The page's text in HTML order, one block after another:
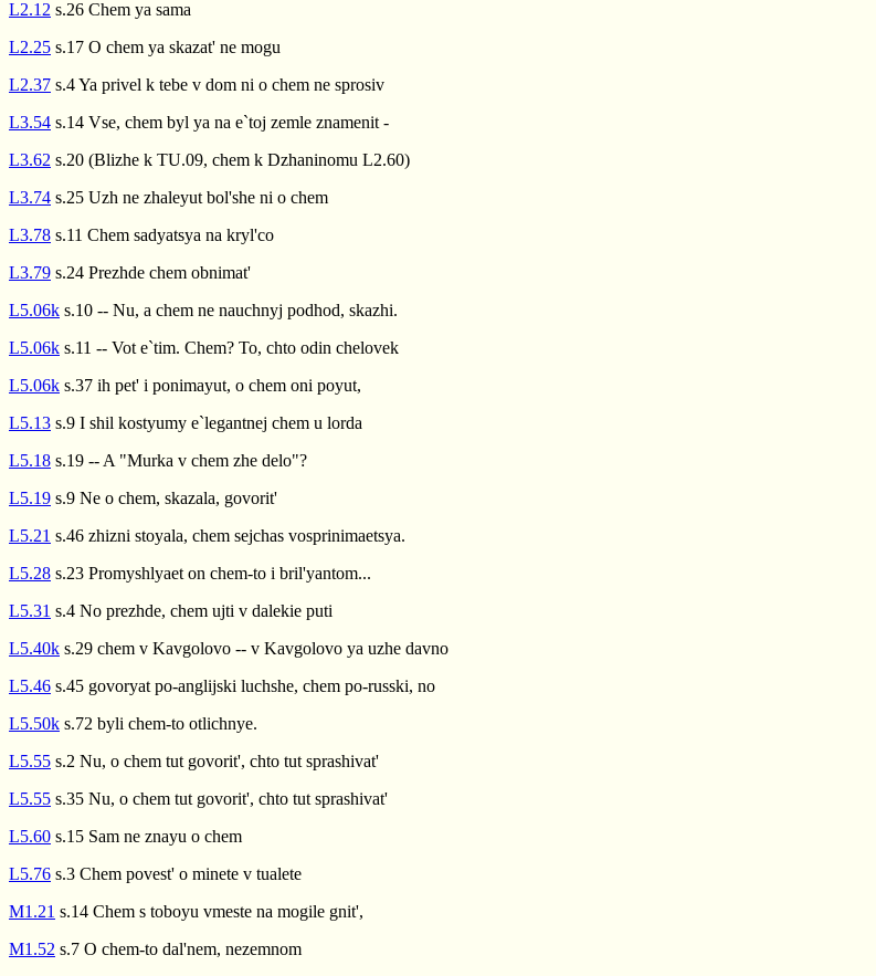
L2.12 s.26 Chem ya sama
L2.25 s.17 O chem ya skazat' ne mogu
L2.37 s.4 Ya privel k tebe v dom ni o chem ne sprosiv
L3.54 s.14 Vse, chem byl ya na e`toj zemle znamenit -
L3.62 s.20 (Blizhe k TU.09, chem k Dzhaninomu L2.60)
L3.74 s.25 Uzh ne zhaleyut bol'she ni o chem
L3.78 s.11 Chem sadyatsya na kryl'co
L3.79 s.24 Prezhde chem obnimat'
L5.06k s.10 -- Nu, a chem ne nauchnyj podhod, skazhi.
L5.06k s.11 -- Vot e`tim. Chem? To, chto odin chelovek
L5.06k s.37 ih pet' i ponimayut, o chem oni poyut,
L5.13 s.9 I shil kostyumy e`legantnej chem u lorda
L5.18 s.19 -- A "Murka v chem zhe delo"?
L5.19 s.9 Ne o chem, skazala, govorit'
L5.21 s.46 zhizni stoyala, chem sejchas vosprinimaetsya.
L5.28 s.23 Promyshlyaet on chem-to i bril'yantom...
L5.31 s.4 No prezhde, chem ujti v dalekie puti
L5.40k s.29 chem v Kavgolovo -- v Kavgolovo ya uzhe davno
L5.46 s.45 govoryat po-anglijski luchshe, chem po-russki, no
L5.50k s.72 byli chem-to otlichnye.
L5.55 s.2 Nu, o chem tut govorit', chto tut sprashivat'
L5.55 s.35 Nu, o chem tut govorit', chto tut sprashivat'
L5.60 s.15 Sam ne znayu o chem
L5.76 s.3 Chem povest' o minete v tualete
M1.21 s.14 Chem s toboyu vmeste na mogile gnit',
M1.52 s.7 O chem-to dal'nem, nezemnom